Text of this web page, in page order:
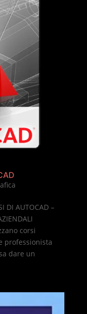
DI AUTOCAD –
corsi
professionista
dare un